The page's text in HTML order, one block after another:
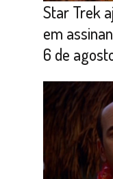
Star Trek
em
6 de